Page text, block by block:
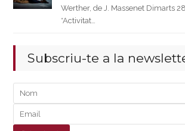
Werther, de J. Massenet Dimarts
*Activitat…
Subscriu-te a la